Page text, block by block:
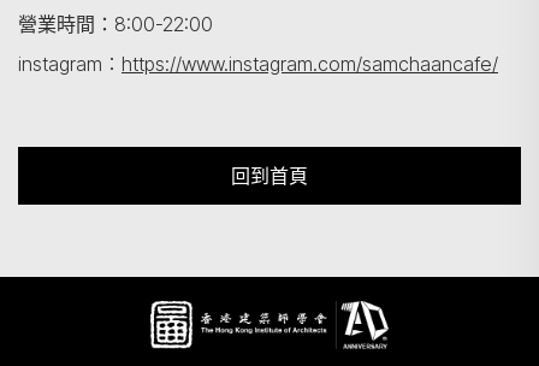
營業時間：8:00-22:00
instagram︰ https://www.instagram.com/samchaancafe/
回到首頁